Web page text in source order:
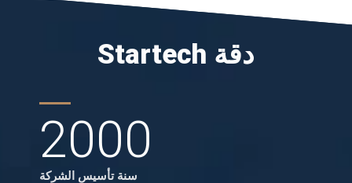
Startech دقة
2000
سنة تأسيس الشركة